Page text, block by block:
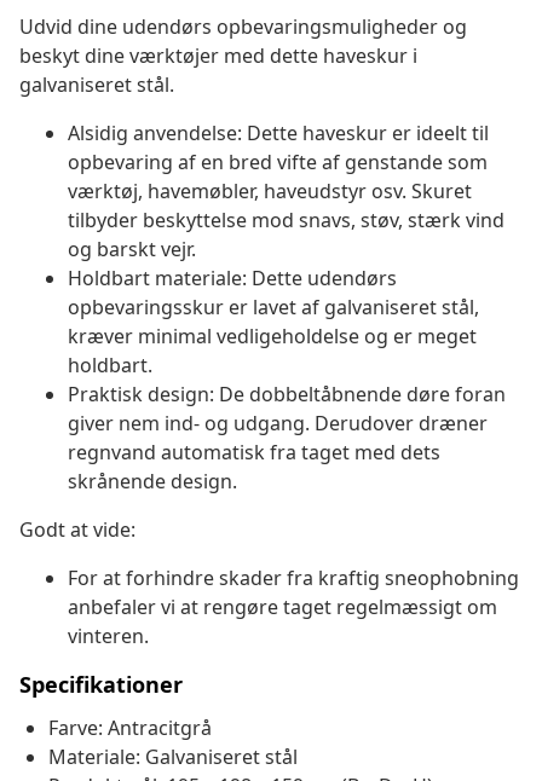
Udvid dine udendørs opbevaringsmuligheder og
beskyt dine værktøjer med dette haveskur i
galvaniseret stål.
Alsidig anvendelse: Dette haveskur er ideelt til
opbevaring af en bred vifte af genstande som
værktøj, havemøbler, haveudstyr osv. Skuret
tilbyder beskyttelse mod snavs, støv, stærk vind
og barskt vejr.
Holdbart materiale: Dette udendørs
opbevaringsskur er lavet af galvaniseret stål,
kræver minimal vedligeholdelse og er meget
holdbart.
Praktisk design: De dobbeltåbnende døre foran
giver nem ind- og udgang. Derudover dræner
regnvand automatisk fra taget med dets
skrånende design.
Godt at vide:
For at forhindre skader fra kraftig sneophobning
anbefaler vi at rengøre taget regelmæssigt om
vinteren.
Specifikationer
Farve: Antracitgrå
Materiale: Galvaniseret stål